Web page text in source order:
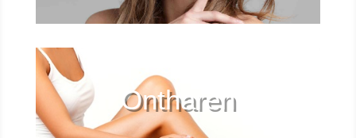
Ontharen